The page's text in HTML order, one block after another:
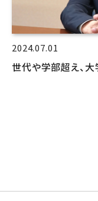
2024.07.01
世代や学部超え